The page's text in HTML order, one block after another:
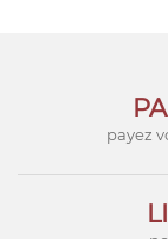
payez